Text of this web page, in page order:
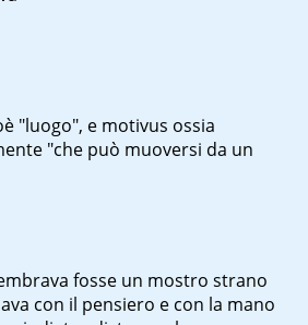
"luogo", e motivus ossia
"che può muoversi da un
fosse un mostro strano
con il pensiero e con la mano